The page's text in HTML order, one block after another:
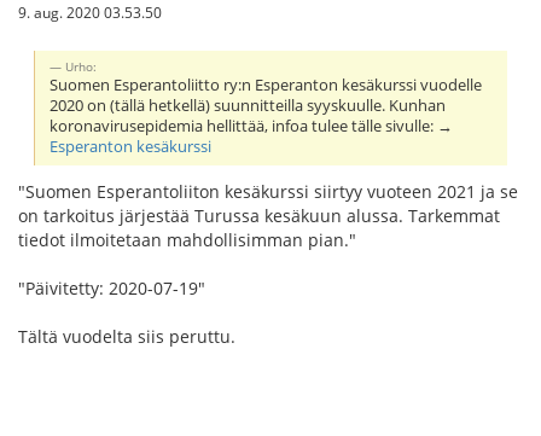
9. aug. 2020 03.53.50
Urho:
Suomen Esperantoliitto ry:n Esperanton kesäkurssi vuodelle
2020 on (tällä hetkellä) suunnitteilla syyskuulle. Kunhan
koronavirusepidemia hellittää, infoa tulee tälle sivulle: →
Esperanton kesäkurssi
"Suomen Esperantoliiton kesäkurssi siirtyy vuoteen 2021 ja se
on tarkoitus järjestää Turussa kesäkuun alussa. Tarkemmat
tiedot ilmoitetaan mahdollisimman pian."
"Päivitetty: 2020-07-19"
Tältä vuodelta siis peruttu.